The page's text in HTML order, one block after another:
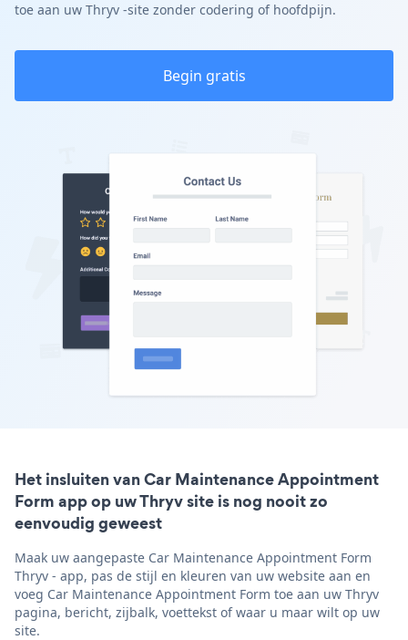
toe aan uw Thryv -site zonder codering of hoofdpijn.
Begin gratis
Het insluiten van Car Maintenance Appointment
Form app op uw Thryv site is nog nooit zo
eenvoudig geweest
Maak uw aangepaste Car Maintenance Appointment Form
Thryv - app, pas de stijl en kleuren van uw website aan en
voeg Car Maintenance Appointment Form toe aan uw Thryv
pagina, bericht, zijbalk, voettekst of waar u maar wilt op uw
site.